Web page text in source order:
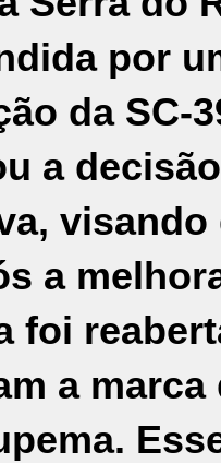
por
da SC-
a
visando
a
a marca